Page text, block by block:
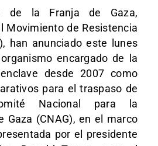
de la Franja de Gaza,
Movimiento de Resistencia
han anunciado este lunes
encargado de la
desde 2007 como
para el traspaso de
Nacional para la
Gaza (CNAG), en el marco
por el presidente